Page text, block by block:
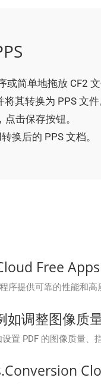
简单地拖放 CF2 文
其转换为 PPS 文件
击保存按钮。
换后的 PPS 文档。
Free
序提供可靠的性能和
调整图像质
置 PDF 的图像质量